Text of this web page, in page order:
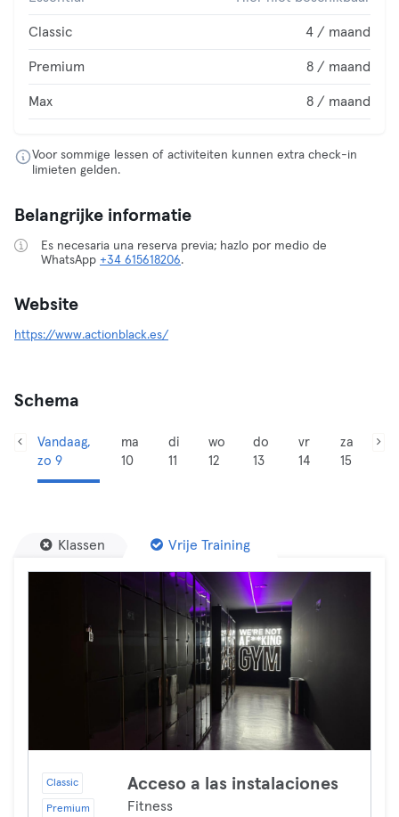
Classic 4 / maand
Premium 8 / maand
Max 8 / maand
Voor sommige lessen of activiteiten kunnen extra check-in
limieten gelden.
Belangrijke informatie
Es necesaria una reserva previa; hazlo por medio de
WhatsApp +34 615618206.
Website
https://www.actionblack.es/
Schema
Vandaag,
zo 9
ma
10
di
11
wo
12
do
13
vr
14
za
15
Klassen Vrije Training
Classic
Premium
Acceso a las instalaciones
Fitness